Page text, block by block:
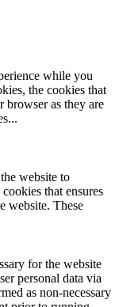
while you
the cookies that
browser as they are
...
website to
that ensures
website. These
for the website
personal data via
as non-necessary